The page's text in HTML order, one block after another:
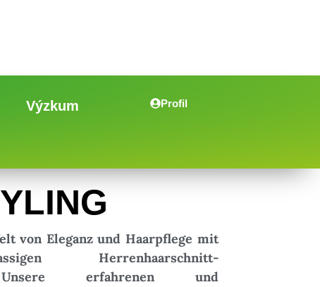
Výzkum Profil
von Eleganz und Haarpflege mit
Herrenhaarschnitt-
Unsere erfahrenen und